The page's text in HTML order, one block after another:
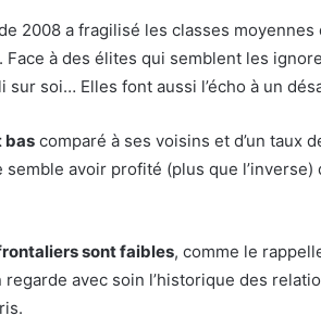
2008 a fragilisé les classes
à des élites qui semblent les
soi… Elles font aussi l’écho à un
bas comparé à ses voisins et d’un taux
avoir profité (plus que
sont faibles, comme le
avec soin l’historique des